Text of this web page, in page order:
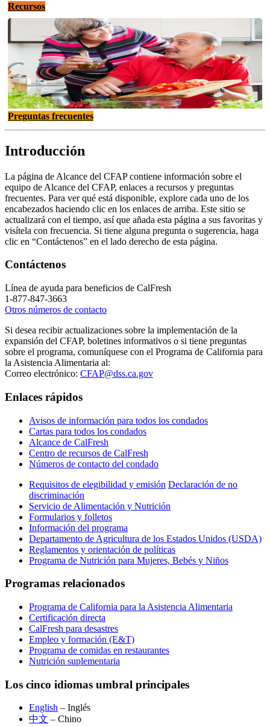
Recursos
Preguntas frecuentes
Introducción
La página de Alcance del CFAP contiene información sobre el
equipo de Alcance del CFAP, enlaces a recursos y preguntas
frecuentes. Para ver qué está disponible, explore cada uno de los
encabezados haciendo clic en los enlaces de arriba. Este sitio se
actualizará con el tiempo, así que añada esta página a sus favoritas y
visítela con frecuencia. Si tiene alguna pregunta o sugerencia, haga
clic en “Contáctenos” en el lado derecho de esta página.
Contáctenos
Línea de ayuda para beneficios de CalFresh
1-877-847-3663
Otros números de contacto
Si desea recibir actualizaciones sobre la implementación de la
expansión del CFAP, boletines informativos o si tiene preguntas
sobre el programa, comuníquese con el Programa de California para
la Asistencia Alimentaria al:
Correo electrónico: CFAP@dss.ca.gov
Enlaces rápidos
Avisos de información para todos los condados
Cartas para todos los condados
Alcance de CalFresh
Centro de recursos de CalFresh
Números de contacto del condado
Requisitos de elegibilidad y emisión Declaración de no
discriminación
Servicio de Alimentación y Nutrición
Formularios y folletos
Información del programa
Departamento de Agricultura de los Estados Unidos (USDA)
Reglamentos y orientación de políticas
Programa de Nutrición para Mujeres, Bebés y Niños
Programas relacionados
Programa de California para la Asistencia Alimentaria
Certificación directa
CalFresh para desastres
Empleo y formación (E&T)
Programa de comidas en restaurantes
Nutrición suplementaria
Los cinco idiomas umbral principales
English – Inglés
中文 – Chino